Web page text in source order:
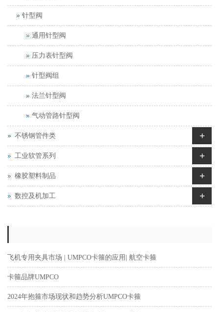
针型阀
通用针型阀
压力表针型阀
针型阀组
法兰针型阀
气动管路针型阀
不锈钢管件类 +
工业软管系列 +
橡胶塑料制品 +
数控及机加工 +
飞机专用夹具市场 | UMPCO卡箍的应用| 航空卡箍
卡箍品牌UMPCO
2024年抱箍市场现状和趋势分析UMPCO卡箍